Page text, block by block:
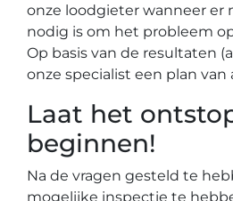
onze loodgieter wanneer er
nodig is om het probleem
Op basis van de resultaten
onze specialist een plan van
Laat het
beginnen!
Na de vragen gesteld te
mogelijke inspectie te